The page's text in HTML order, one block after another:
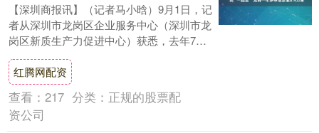
【深圳商报讯】（记者马小晗）9月1日，记
者从深圳市龙岗区企业服务中心（深圳市龙
岗区新质生产力促进中心）获悉，去年7
月，龙岗区提出“做企业的战略合伙人”以
来，目前....
红腾网配资
查看： 217 分类： 正规的股票配
资公司